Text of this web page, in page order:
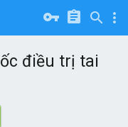
điều trị tai